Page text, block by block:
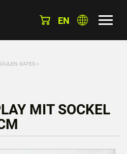
EN
GATES »
MIT SOCKEL